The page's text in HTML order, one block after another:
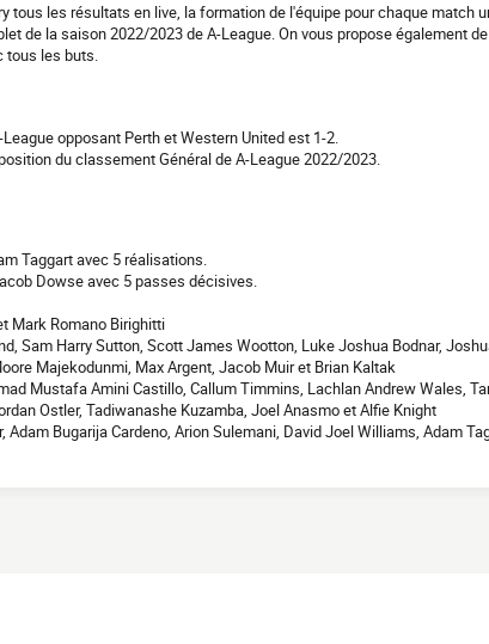
tous les résultats en live, la formation de l'équipe pour chaque match
de la saison 2022/2023 de A-League. On vous propose également
tous les buts.
opposant Perth et Western United est 1-2.
du classement Général de A-League 2022/2023.
Taggart avec 5 réalisations.
Dowse avec 5 passes décisives.
Mark Romano Birighitti
Sam Harry Sutton, Scott James Wootton, Luke Joshua Bodnar,
Majekodunmi, Max Argent, Jacob Muir et Brian Kaltak
Mustafa Amini Castillo, Callum Timmins, Lachlan Andrew Wales,
Ostler, Tadiwanashe Kuzamba, Joel Anasmo et Alfie Knight
Adam Bugarija Cardeno, Arion Sulemani, David Joel Williams, Adam